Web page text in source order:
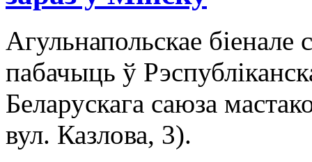
Агульнапольскае біенале
пабачыць ў
Беларускага саюза
вул. Казлова, 3).